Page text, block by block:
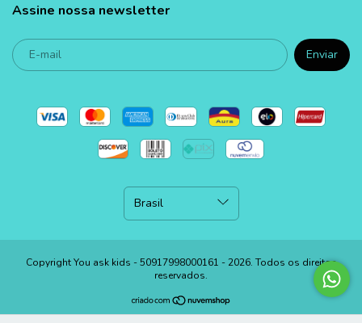
Assine nossa newsletter
Copyright You ask kids - 50917998000161 - 2026. Todos os direitos
reservados.